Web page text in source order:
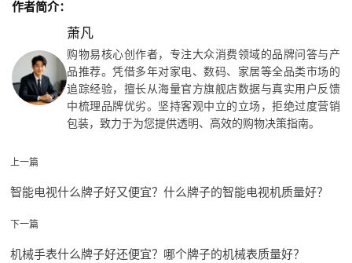
作者简介：
萧凡
购物易核心创作者，专注大众消费领域的品牌问答与产
品推荐。凭借多年对家电、数码、家居等全品类市场的
追踪经验，擅长从海量官方旗舰店数据与真实用户反馈
中梳理品牌优劣。坚持客观中立的立场，拒绝过度营销
包装，致力于为您提供透明、高效的购物决策指南。
上一篇
智能电视什么牌子好又便宜？什么牌子的智能电视机质量好？
下一篇
机械手表什么牌子好还便宜？哪个牌子的机械表质量好？